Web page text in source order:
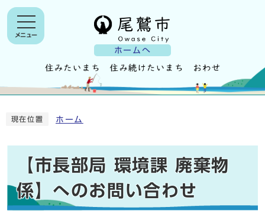
ホームへ
メニュー
現在位置 ホーム
【市長部局 環境課 廃棄物
係】へのお問い合わせ